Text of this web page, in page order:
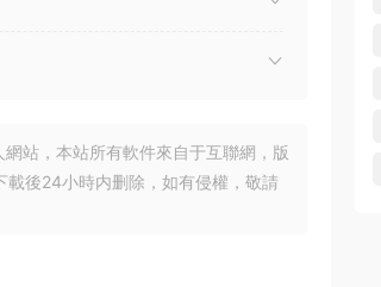
站，本站所有軟件來自于互聯網，版
後24小時内删除，如有侵權，敬請